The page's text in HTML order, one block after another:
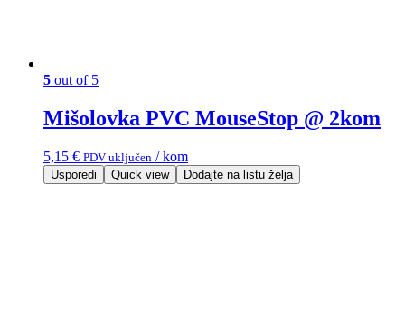
5 out of 5
Mišolovka PVC MouseStop @ 2kom
5,15 € PDV uključen / kom
Usporedi Quick view Dodajte na listu želja